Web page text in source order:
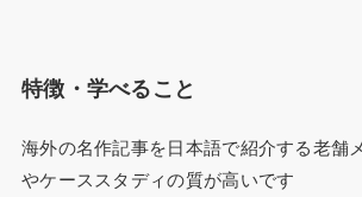
特徴・学べること
海外の名作記事を日本語で紹介する老舗
やケーススタディの質が高いです